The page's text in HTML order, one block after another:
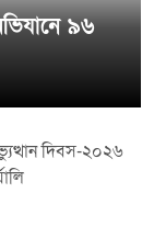
৯৬
দিবস-২০২৬